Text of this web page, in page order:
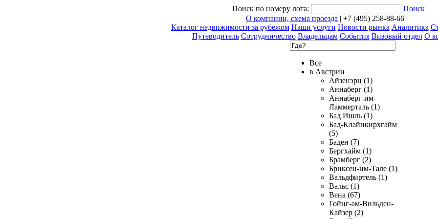
Поиск по номеру лота:
Поиск
О компании, схема проезда | +7 (495) 258-88-66
Каталог недвижимости за рубежом Наши услуги Новости рынка Аналитика
Путеводитель Сотрудничество Владельцам События Визовый отдел О
Все
в Австрии
Айзенэрц (1)
Аннаберг (1)
Аннаберг-им-
Ламмерталь (1)
Бад Ишль (1)
Бад-Клайнкирхгайм
(5)
Баден (7)
Бергхайм (1)
Брамберг (2)
Бриксен-им-Тале (1)
Вальдфиртель (1)
Вальс (1)
Вена (67)
Гойнг-ам-Вильден-
Кайзер (2)